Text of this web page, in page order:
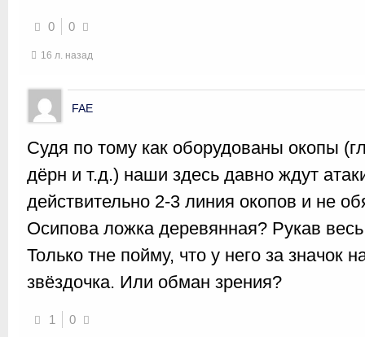
0 0
16 л. назад
FAE
Судя по тому как оборудованы окопы
дёрн и т.д.) наши здесь давно ждут
действительно 2-3 линия окопов и не
Осипова ложка деревянная? Рукав
Только тне пойму, что у него за значок
звёздочка. Или обман зрения?
1 0